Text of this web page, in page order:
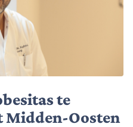
te
Midden-Oosten